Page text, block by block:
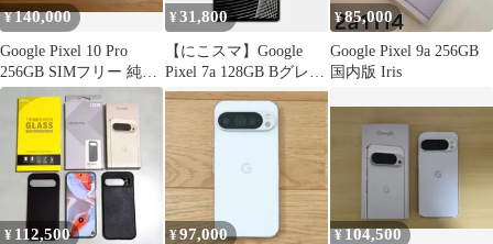
¥140,000
Google Pixel 10 Pro
256GB SIMフリー 純正
ケース付き
¥31,800
【にこスマ】Google
Pixel 7a 128GB Bグレー
ド Charcoal Snow Sea
¥85,000
Google Pixel 9a 256GB
国内版 Iris
¥ 112,500 ¥97,000 ¥104,500